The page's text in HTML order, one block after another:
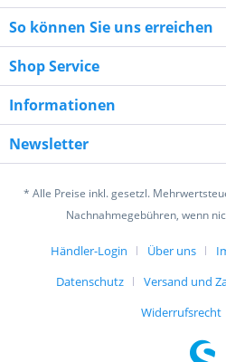
4 * 7 = ?
Ich habe die
Mit * gekennzeichnete Felder
Senden
So können Sie uns erreichen
Shop Service
Informationen
Newsletter
* Alle Preise inkl. gesetzl.
Nachnahmegebühren, wenn
Händler-Login Über uns
Datenschutz
Versand und
Widerrufsrecht